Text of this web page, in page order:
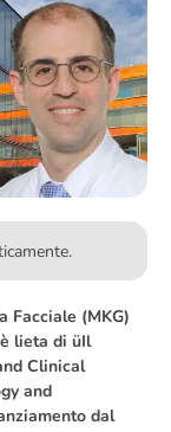
Facciale (MKG)
lieta di üIl
Clinical
and
dal